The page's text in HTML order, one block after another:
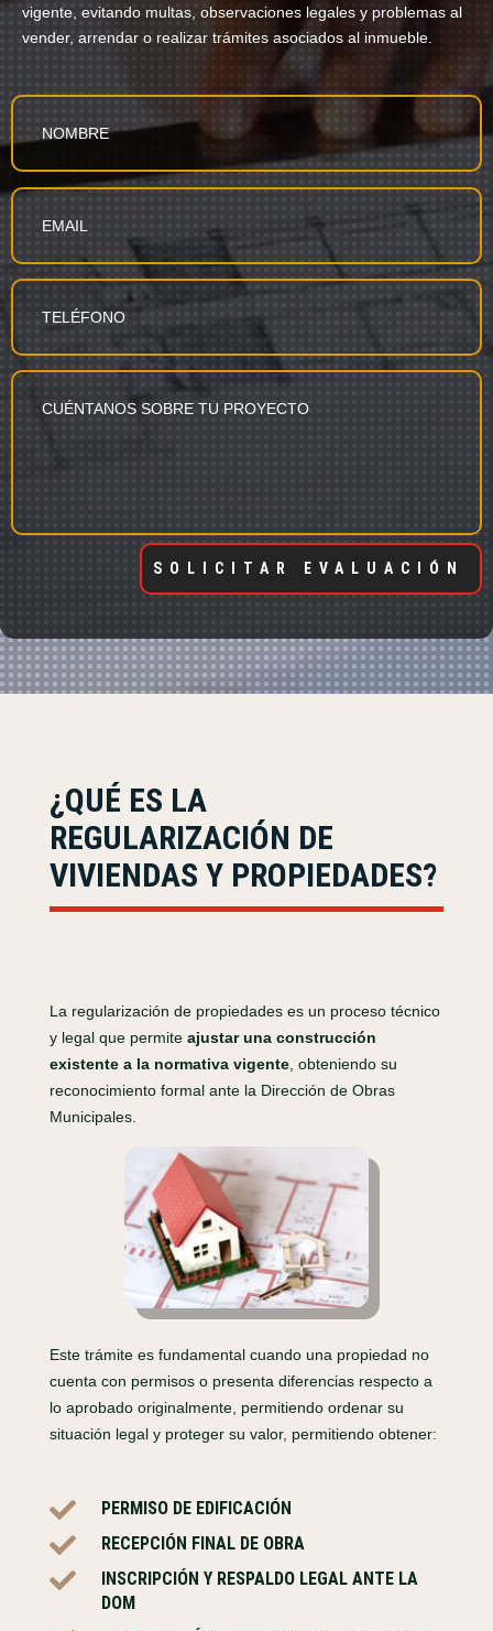
vigente, evitando multas, observaciones legales y problemas al
vender, arrendar o realizar trámites asociados al inmueble.
SOLICITAR EVALUACIÓN
¿QUÉ ES LA
REGULARIZACIÓN DE
VIVIENDAS Y PROPIEDADES?
La regularización de propiedades es un proceso técnico
y legal que permite ajustar una construcción
existente a la normativa vigente, obteniendo su
reconocimiento formal ante la Dirección de Obras
Municipales.
Este trámite es fundamental cuando una propiedad no
cuenta con permisos o presenta diferencias respecto a
lo aprobado originalmente, permitiendo ordenar su
situación legal y proteger su valor, permitiendo obtener:
 PERMISO DE EDIFICACIÓN
 RECEPCIÓN FINAL DE OBRA

INSCRIPCIÓN Y RESPALDO LEGAL ANTE LA
DOM